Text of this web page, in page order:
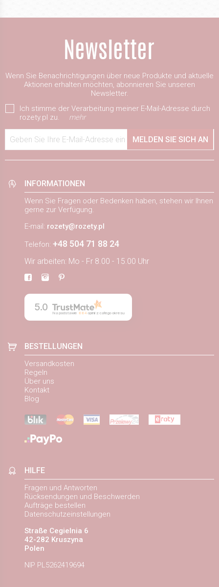
Wenn Sie Benachrichtigungen über neue Produkte und aktuelle
Aktionen erhalten möchten, abonnieren Sie unseren
Newsletter.
Ich stimme der Verarbeitung meiner E-Mail-Adresse durch
rozety.pl zu.
mehr
Geben Sie Ihre E-Mail-Adresse ein MELDEN SIE SICH AN
INFORMATIONEN
Wenn Sie Fragen oder Bedenken haben, stehen wir Ihnen
gerne zur Verfügung.
E-mail: rozety@rozety.pl
Telefon: +48 504 71 88 24
Wir arbeiten: Mo - Fr 8.00 - 15.00 Uhr
5.0
Na podstawie 884opinii z całego okresu
BESTELLUNGEN
Versandkosten
Regeln
Über uns
Kontakt
Blog
HILFE
Fragen und Antworten
Rücksendungen und Beschwerden
Aufträge bestellen
Datenschutzeinstellungen
Straße Cegielnia 6
42-282 Kruszyna
Polen
NIP PL5262419694